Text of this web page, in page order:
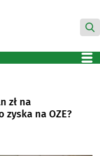
zł na
zyska na OZE?